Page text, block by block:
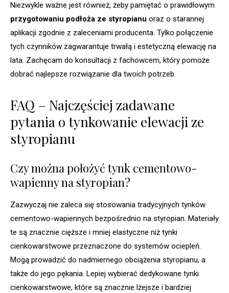
Niezwykle ważne jest również, żeby pamiętać o prawidłowym
przygotowaniu podłoża ze styropianu oraz o starannej
aplikacji zgodnie z zaleceniami producenta. Tylko połączenie
tych czynników zagwarantuje trwałą i estetyczną elewację na
lata. Zachęcam do konsultacji z fachowcem, który pomoże
dobrać najlepsze rozwiązanie dla twoich potrzeb.
FAQ – Najczęściej zadawane
pytania o tynkowanie elewacji ze
styropianu
Czy można położyć tynk cementowo-
wapienny na styropian?
Zazwyczaj nie zaleca się stosowania tradycyjnych tynków
cementowo-wapiennych bezpośrednio na styropian. Materiały
te są znacznie cięższe i mniej elastyczne niż tynki
cienkowarstwowe przeznaczone do systemów ociepleń.
Mogą prowadzić do nadmiernego obciążenia styropianu, a
także do jego pękania. Lepiej wybierać dedykowane tynki
cienkowarstwowe, które są znacznie lżejsze i bardziej